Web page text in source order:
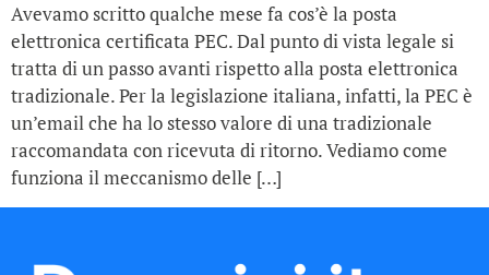
Avevamo scritto qualche mese fa cos’è la posta
elettronica certificata PEC. Dal punto di vista legale si
tratta di un passo avanti rispetto alla posta elettronica
tradizionale. Per la legislazione italiana, infatti, la PEC è
un’email che ha lo stesso valore di una tradizionale
raccomandata con ricevuta di ritorno. Vediamo come
funziona il meccanismo delle […]